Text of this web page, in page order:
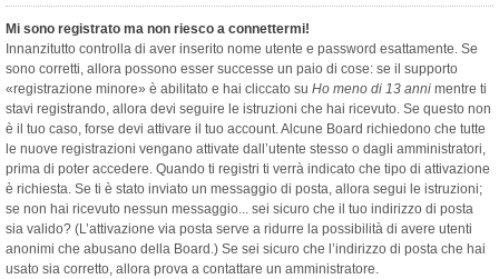
Mi sono registrato ma non riesco a connettermi!
Innanzitutto controlla di aver inserito nome utente e password esattamente. Se
sono corretti, allora possono esser successe un paio di cose: se il supporto
«registrazione minore» è abilitato e hai cliccato su Ho meno di 13 anni mentre ti
stavi registrando, allora devi seguire le istruzioni che hai ricevuto. Se questo non
è il tuo caso, forse devi attivare il tuo account. Alcune Board richiedono che tutte
le nuove registrazioni vengano attivate dall’utente stesso o dagli amministratori,
prima di poter accedere. Quando ti registri ti verrà indicato che tipo di attivazione
è richiesta. Se ti è stato inviato un messaggio di posta, allora segui le istruzioni;
se non hai ricevuto nessun messaggio... sei sicuro che il tuo indirizzo di posta
sia valido? (L’attivazione via posta serve a ridurre la possibilità di avere utenti
anonimi che abusano della Board.) Se sei sicuro che l’indirizzo di posta che hai
usato sia corretto, allora prova a contattare un amministratore.